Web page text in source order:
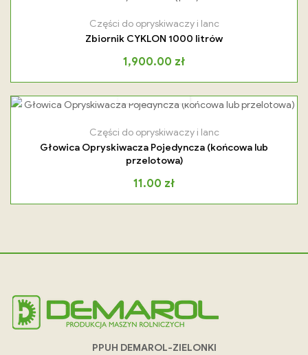
Części do opryskiwaczy i lanc
Zbiornik CYKLON 1000 litrów
1,900.00 zł
Części do opryskiwaczy i lanc
Głowica Opryskiwacza Pojedyncza (końcowa lub
przelotowa)
11.00 zł
PPUH DEMAROL-ZIELONKI